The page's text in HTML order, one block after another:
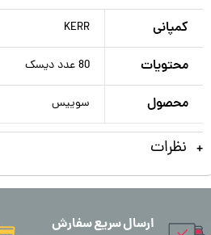
کمپانی KERR
محتويات 80 عدد دیسک
محصول سویيس
نظرات
ارسال سریع سفارش